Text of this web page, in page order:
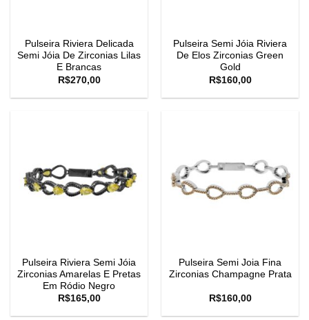
Pulseira Riviera Delicada
Semi Jóia De Zirconias Lilas
E Brancas
R$270,00
Pulseira Semi Jóia Riviera
De Elos Zirconias Green
Gold
R$160,00
Pulseira Riviera Semi Jóia
Zirconias Amarelas E Pretas
Em Ródio Negro
R$165,00
Pulseira Semi Joia Fina
Zirconias Champagne Prata
R$160,00